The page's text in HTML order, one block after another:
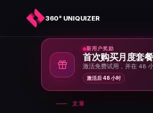
360° UNIQUIZER
›新闻与文章›
文章
新用户奖励
首次购买月度套
激活免费试用，并在 48
激活后 48 小时